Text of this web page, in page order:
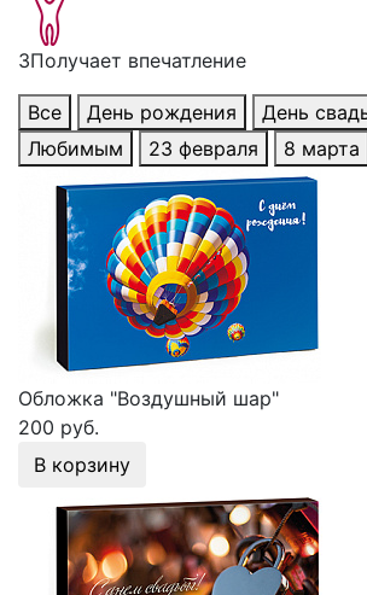
3Получает впечатление
Все День рождения
День
Любимым
23 февраля 8 марта
Обложка "Воздушный шар"
200 руб.
В корзину